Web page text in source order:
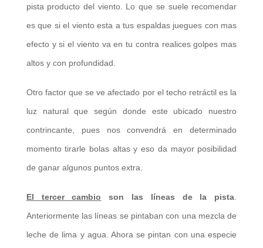
pista producto del viento. Lo que se suele recomendar
es que si el viento esta a tus espaldas juegues con mas
efecto y si el viento va en tu contra realices golpes mas
altos y con profundidad.
Otro factor que se ve afectado por el techo retráctil es la
luz natural que según donde este ubicado nuestro
contrincante, pues nos convendrá en determinado
momento tirarle bolas altas y eso da mayor posibilidad
de ganar algunos puntos extra.
El tercer cambio son las líneas de la pista.
Anteriormente las líneas se pintaban con una mezcla de
leche de lima y agua. Ahora se pintan con una especie